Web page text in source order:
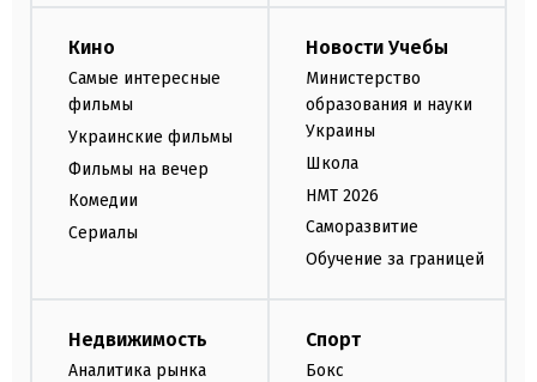
Кино
Самые интересные
фильмы
Украинские фильмы
Фильмы на вечер
Комедии
Сериалы
Новости Учебы
Министерство
образования и науки
Украины
Школа
НМТ 2026
Саморазвитие
Обучение за границей
Недвижимость
Аналитика рынка
Спорт
Бокс